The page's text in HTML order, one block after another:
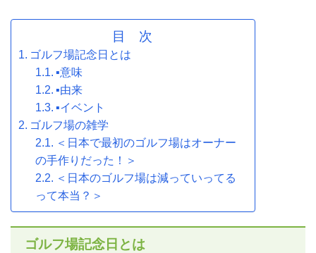
目 次
ゴルフ場記念日とは
▪意味
▪由来
▪イベント
ゴルフ場の雑学
＜日本で最初のゴルフ場はオーナー
の手作りだった！＞
＜日本のゴルフ場は減っていってる
って本当？＞
ゴルフ場記念日とは